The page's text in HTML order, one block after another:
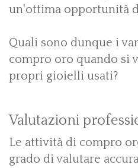
un'ottima opportunità
Quali sono dunque i
compro oro quando si
propri gioielli usati?
Valutazioni
Le attività di compro
grado di valutare